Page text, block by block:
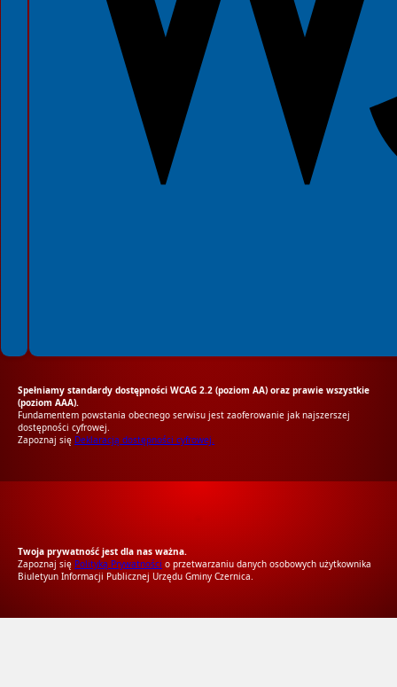
Spełniamy standardy dostępności WCAG 2.2 (poziom AA) oraz prawie wszystkie
(poziom AAA).
Fundamentem powstania obecnego serwisu jest zaoferowanie jak najszerszej
dostępności cyfrowej.
Zapoznaj się Deklaracją dostępności cyfrowej.
Twoja prywatność jest dla nas ważna.
Zapoznaj się Polityką Prywatności o przetwarzaniu danych osobowych użytkownika
Biuletyun Informacji Publicznej Urzędu Gminy Czernica.